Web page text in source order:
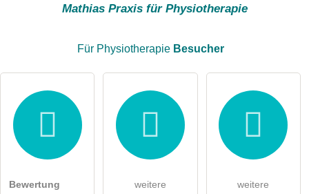
Hiermit akzeptiere ich die .
Die Datenschutzerklärunghabe ich zur Kenntnis genommen.
Mathias Praxis für Physiotherapie
Für Physiotherapie Besucher
Bewertung
weitere
weitere